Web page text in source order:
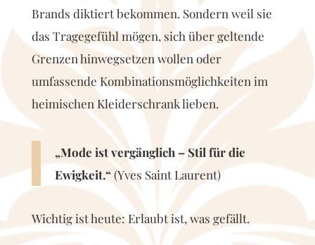
Brands diktiert bekommen. Sondern weil sie
das Tragegefühl mögen, sich über geltende
Grenzen hinwegsetzen wollen oder
umfassende Kombinationsmöglichkeiten im
heimischen Kleiderschrank lieben.
„Mode ist vergänglich – Stil für die
Ewigkeit.“(Yves Saint Laurent)
Wichtig ist heute: Erlaubt ist, was gefällt.